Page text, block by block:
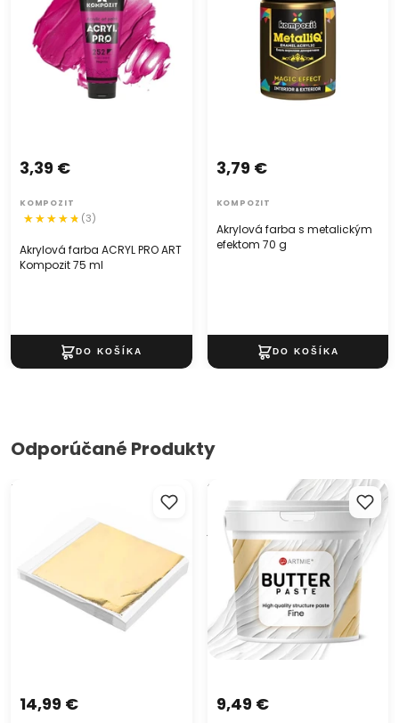
Akrylová farba ACRYL PRO ART
Kompozit 75 ml
3,39 €
KOMPOZIT
(3)
Akrylová farba s metalickým
efektom 70 g
3,79 €
KOMPOZIT
Odporúčané Produkty
Zlaté metalické plátky na
pozlacovanie 14 x 13 cm 100
14,99 €
3D reliéfna pasta na
modelovanie ARTMIE Butter
jemná
9,49 €